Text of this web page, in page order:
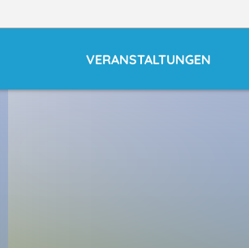
VERANSTALTUNGEN